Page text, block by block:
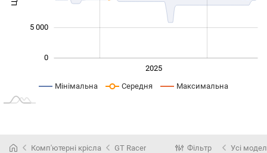
0
5 000
2025
Мінімальна Середня Максимальна
Комп'ютерні крісла GT Racer Фільтр Усі